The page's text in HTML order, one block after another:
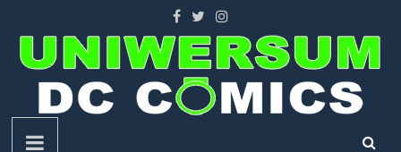
content
Uniwersum